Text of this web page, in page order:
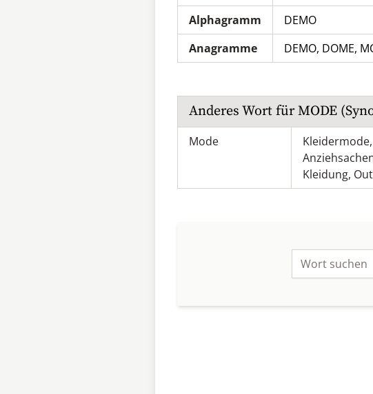
Alphagramm
DEMO
Anagramme
DEMO, DOME,
Anderes Wort fürMODE
Mode Kleidermode,
Kleidung,